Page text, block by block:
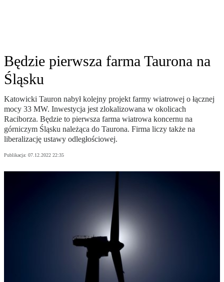
Będzie pierwsza farma Taurona na
Śląsku
Katowicki Tauron nabył kolejny projekt farmy wiatrowej o łącznej
mocy 33 MW. Inwestycja jest zlokalizowana w okolicach
Raciborza. Będzie to pierwsza farma wiatrowa koncernu na
górniczym Śląsku należąca do Taurona. Firma liczy także na
liberalizację ustawy odległościowej.
Publikacja: 07.12.2022 22:35